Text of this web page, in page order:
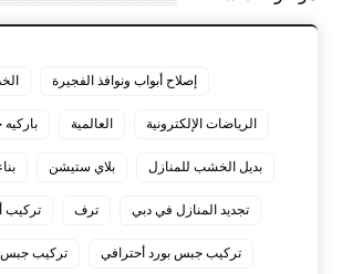
إصلاح أبواب ونوافذ الفجيرة
الرياضات الإلكترونية العالمية
بديل الخشب للمنازل بلاي ستيشن
تجديد المنازل في دبي ترف
تركيب جبس بورد أحترافي تركيب جبس